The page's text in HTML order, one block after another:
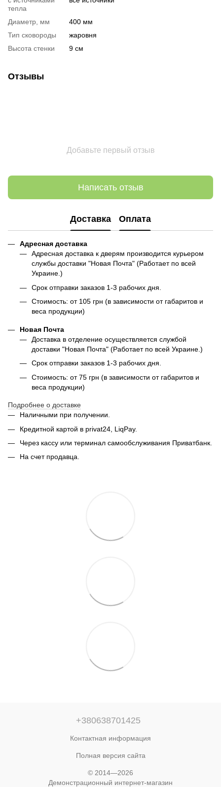
тепла
Диаметр, мм
400 мм
Тип сковороды
жаровня
Высота стенки
9 см
Отзывы
Добавьте первый отзыв
Написать отзыв
Доставка Оплата
Адресная доставка
Адресная доставка к дверям производится курьером
службы доставки "Новая Почта" (Работает по всей
Украине.)
Срок отправки заказов 1-3 рабочих дня.
Стоимость: от 105 грн (в зависимости от габаритов и
веса продукции)
Новая Почта
Доставка в отделение осуществляется службой
доставки "Новая Почта" (Работает по всей Украине.)
Срок отправки заказов 1-3 рабочих дня.
Стоимость: от 75 грн (в зависимости от габаритов и
веса продукции)
Подробнее о доставке
Наличными при получении.
Кредитной картой в privat24, LiqPay.
Через кассу или терминал самообслуживания Приватбанк.
На счет продавца.
+380638701425
Контактная информация
Полная версия сайта
© 2014—2026
Демонстрационный интернет-магазин